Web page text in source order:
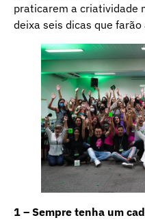
praticarem a criatividade
deixa seis dicas que farão
1 – Sempre tenha um